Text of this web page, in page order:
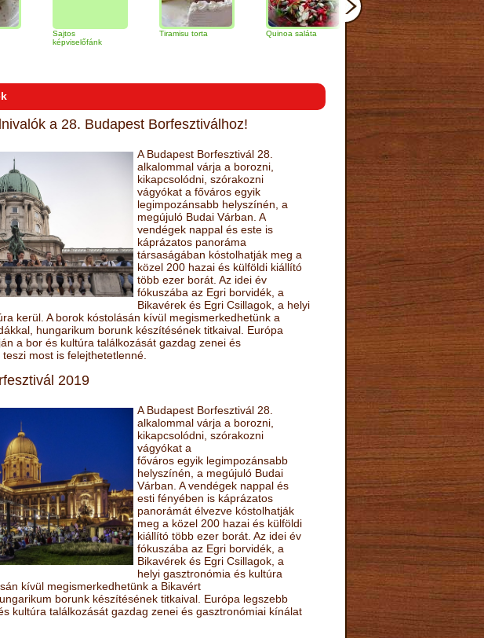
képviselőfánk
Tiramisu torta Quinoa saláta Mandulás kifli
narancs
a 28. Budapest Borfesztiválhoz!
A Budapest Borfesztivál 28.
alkalommal várja a borozni,
kikapcsolódni, szórakozni
vágyókat a főváros egyik
legimpozánsabb helyszínén, a
megújuló Budai Várban. A
vendégek nappal és este is
káprázatos panoráma
társaságában kóstolhatják meg a
közel 200 hazai és külföldi kiállító
több ezer borát. Az idei év
fókuszába az Egri borvidék, a
Bikavérek és Egri Csillagok, a helyi
kerül. A borok kóstolásán kívül megismerkedhetünk a
hungarikum borunk készítésének titkaival. Európa
a bor és kultúra találkozását gazdag zenei és
most is felejthetetlenné.
2019
A Budapest Borfesztivál 28.
alkalommal várja a borozni,
kikapcsolódni, szórakozni
vágyókat a
főváros egyik legimpozánsabb
helyszínén, a megújuló Budai
Várban. A vendégek nappal és
esti fényében is káprázatos
panorámát élvezve kóstolhatják
meg a közel 200 hazai és külföldi
kiállító több ezer borát. Az idei év
fókuszába az Egri borvidék, a
Bikavérek és Egri Csillagok, a
helyi gasztronómia és kultúra
kívül megismerkedhetünk a Bikavért
borunk készítésének titkaival. Európa legszebb
kultúra találkozását gazdag zenei és gasztronómiai kínálat